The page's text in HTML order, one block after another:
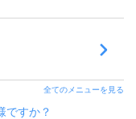
全てのメニューを見る
ですか？